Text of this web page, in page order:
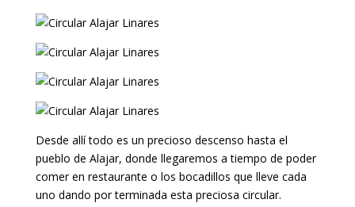
Desde allí todo es un precioso descenso hasta el
pueblo de Alajar, donde llegaremos a tiempo de poder
comer en restaurante o los bocadillos que lleve cada
uno dando por terminada esta preciosa circular.